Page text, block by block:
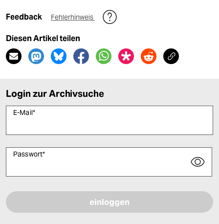
Feedback Fehlerhinweis
Diesen Artikel teilen
Login zur Archivsuche
E-Mail*
Passwort*